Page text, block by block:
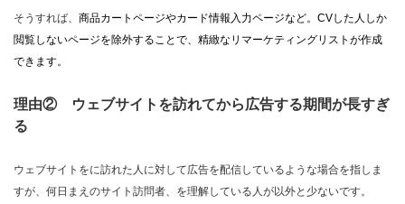
そうすれば、 商品カートページやカード情報入力ページなど。CVした人しか
閲覧しないページを除外することで、精緻なリマーケティングリストが作成
できます。
理由② ウェブサイトを訪れてから広告する期間が長すぎ
る
ウェブサイトをに訪れた人に対して広告を配信しているような場合を指しま
すが、何日まえのサイト訪問者、を理解している人が以外と少ないです。